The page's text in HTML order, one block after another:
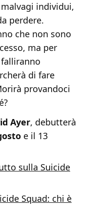
individui,
perdere.
che non sono
ma per
di fare
provandoci
Ayer, debutterà
e il 13
sulla Suicide
Squad: chi è